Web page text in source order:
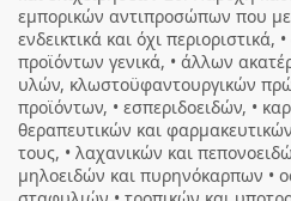
εμπορικών αντιπροσώπων που
ενδεικτικά και όχι
προϊόντων γενικά, • άλλων
υλών, κλωστοϋφαντουργικών
προϊόντων, • εσπεριδοειδών, •
θεραπευτικών και
τους, • λαχανικών και
μηλοειδών και πυρηνόκαρπων •